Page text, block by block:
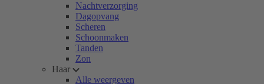
Nachtverzorging
Dagopvang
Scheren
Schoonmaken
Tanden
Zon
Haar
Alle weergeven